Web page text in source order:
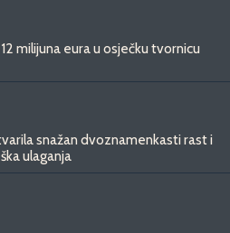
milijuna eura u osječku tvornicu
snažan dvoznamenkasti rast i
ulaganja